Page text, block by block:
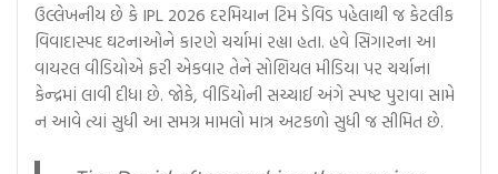
ઉલ્લેખનીય છે કે IPL 2026 દરમિયાન ટિમ ડેવિડ પહેલાથી જ કેટલીક
વિવાદાસ્પદ ઘટનાઓને કારણે ચર્ચામાં રહ્યા હતા. હવે સિગારના આ
વાયરલ વીડિયોએ ફરી એકવાર તેને સોશિયલ મીડિયા પર ચર્ચાના
કેન્દ્રમાં લાવી દીધા છે. જોકે, વીડિયોની સચ્ચાઈ અંગે સ્પષ્ટ પુરાવા સામે
ન આવે ત્યાં સુધી આ સમગ્ર મામલો માત્ર અટકળો સુધી જ સીમિત છે.